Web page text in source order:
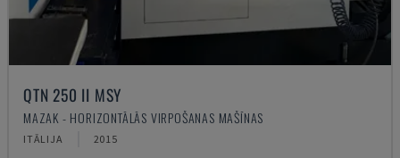
QTN 250 II MSY
MAZAK - HORIZONTĀLĀS VIRPOŠANAS MAŠĪNAS
ITĀLIJA 2015